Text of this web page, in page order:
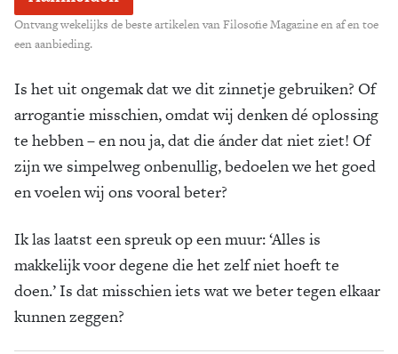
Ontvang wekelijks de beste artikelen van Filosofie Magazine en af en toe
een aanbieding.
Is het uit ongemak dat we dit zinnetje gebruiken? Of
arrogantie misschien, omdat wij denken dé oplossing
te hebben – en nou ja, dat die ánder dat niet ziet! Of
zijn we simpelweg onbenullig, bedoelen we het goed
en voelen wij ons vooral beter?
Ik las laatst een spreuk op een muur: ‘Alles is
makkelijk voor degene die het zelf niet hoeft te
doen.’ Is dat misschien iets wat we beter tegen elkaar
kunnen zeggen?